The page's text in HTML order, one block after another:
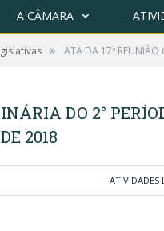
A CÂMARA
» ATA DA 17ª REUNIÃO
DO 2°
2018
ATIVIDADES